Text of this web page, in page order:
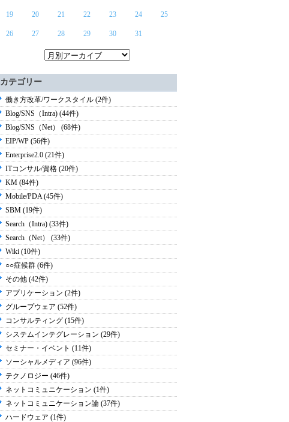
19 20 21 22 23 24 25
26 27 28 29 30 31
カテゴリー
働き方改革/ワークスタイル (2件)
Blog/SNS（Intra) (44件)
Blog/SNS（Net） (68件)
EIP/WP (56件)
Enterprise2.0 (21件)
ITコンサル/資格 (20件)
KM (84件)
Mobile/PDA (45件)
SBM (19件)
Search（Intra) (33件)
Search（Net） (33件)
Wiki (10件)
○○症候群 (6件)
その他 (42件)
アプリケーション (2件)
グループウェア (52件)
コンサルティング (15件)
システムインテグレーション (29件)
セミナー・イベント (11件)
ソーシャルメディア (96件)
テクノロジー (46件)
ネットコミュニケーション (1件)
ネットコミュニケーション論 (37件)
ハードウェア (1件)